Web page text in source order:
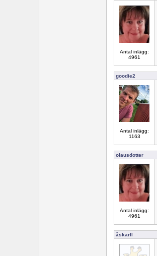
Antal inlägg:
4961
goodie2
Antal inlägg:
1163
olausdotter
Antal inlägg:
4961
åskarll